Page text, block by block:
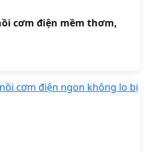
cơm điện mềm thơm,